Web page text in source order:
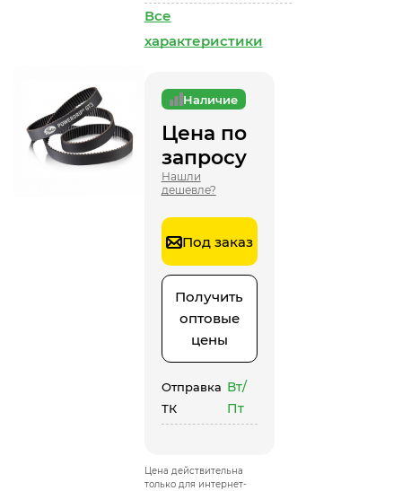
Все
характеристики
Наличие
Цена по
запросу
Нашли
дешевле?
Под заказ
Получить
оптовые
цены
Отправка
ТК
Вт/
Пт
Цена действительна
только для интернет-